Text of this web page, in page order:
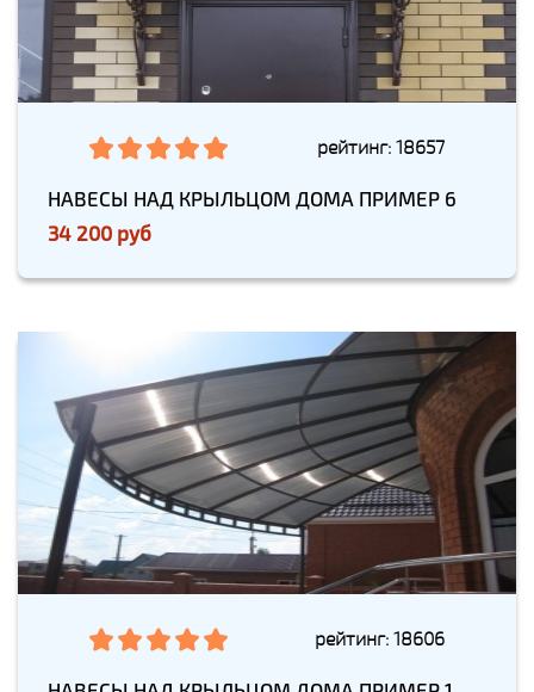
рейтинг: 18657
НАВЕСЫ НАД КРЫЛЬЦОМ ДОМА ПРИМЕР 6
34 200 руб
рейтинг: 18606